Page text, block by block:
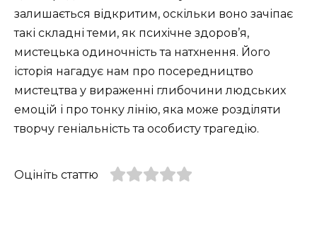
залишається відкритим, оскільки воно зачіпає
такі складні теми, як психічне здоров’я,
мистецька одиночність та натхнення. Його
історія нагадує нам про посередництво
мистецтва у вираженні глибочини людських
емоцій і про тонку лінію, яка може розділяти
творчу геніальність та особисту трагедію.
Оцініть статтю